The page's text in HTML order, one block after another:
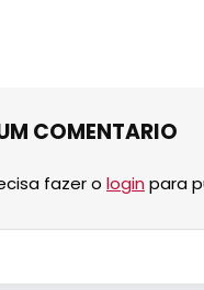
COMENTARIO
fazer o login para